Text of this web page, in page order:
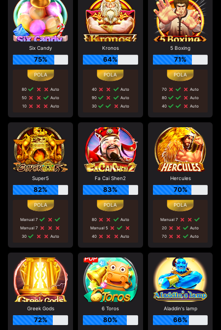
Six Candy
75%
80
Auto
50
Auto
10
Auto
Kronos
64%
40
Auto
90
Auto
30
Auto
5 Boxing
71%
70
Auto
80
Auto
40
Auto
Super5
82%
Manual 7
Manual 7
30
Auto
Fa Cai Shen2
83%
80
Auto
Manual 5
40
Auto
Hercules
70%
Manual 7
20
Auto
70
Auto
Greek Gods
72%
6 Toros
80%
Aladdin's lamp
66%